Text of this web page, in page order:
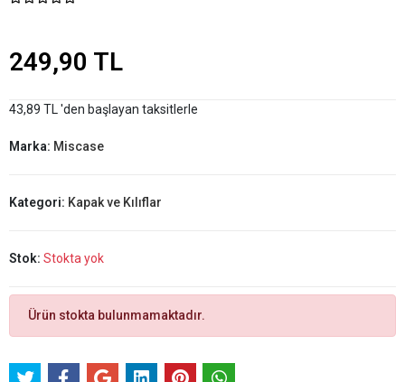
249,90 TL
43,89 TL 'den başlayan taksitlerle
Marka: Miscase
Kategori: Kapak ve Kılıflar
Stok: Stokta yok
Ürün stokta bulunmamaktadır.